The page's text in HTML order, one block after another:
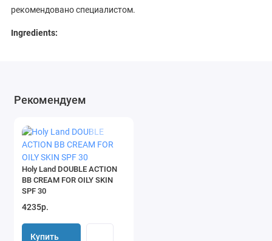
рекомендовано специалистом.
Ingredients:
FLOWER EXTRACT, CHAMOMILLA RECUTITA (MATRICARIA)
POLYSORBATE 20, PEG-40 HYDROGENATED CASTOR OIL,
HYDROXYPROPYL METHYLCELLULOSE, SODIUM LAURYL
SULFATE, METHYLPARABEN, PROPYLPARABEN, 2-BROMO-2-
NITROPROPAN-1,3-DIOL.
Рекомендуем
Holy Land DOUBLE ACTION
BB CREAM FOR OILY SKIN
SPF 30
4235р.
Купить